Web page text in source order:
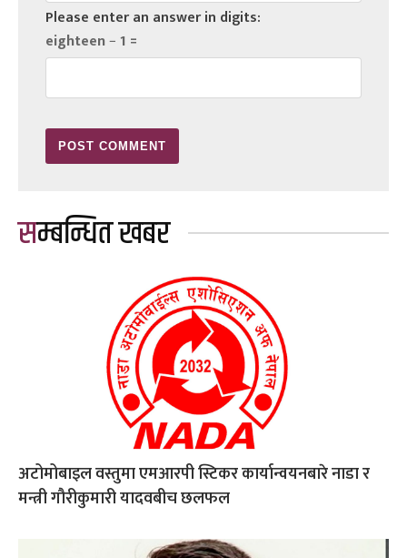
Please enter an answer in digits:
eighteen − 1 =
सम्बन्धित खबर
अटोमोबाइल वस्तुमा एमआरपी स्टिकर कार्यान्वयनबारे नाडा र
मन्त्री गौरीकुमारी यादवबीच छलफल